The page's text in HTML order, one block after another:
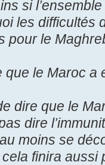
si
les difficultés
pour le
que le Maroc a
dire que le
dire
moins se
finira aussi